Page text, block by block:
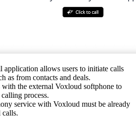
allows users to initiate calls
as from contacts and deals.
the external Voxloud softphone to
process.
service with Voxloud must be already
calls.